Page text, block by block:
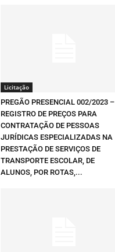
Licitação
PREGÃO PRESENCIAL 002/2023 –
REGISTRO DE PREÇOS PARA
CONTRATAÇÃO DE PESSOAS
JURÍDICAS ESPECIALIZADAS NA
PRESTAÇÃO DE SERVIÇOS DE
TRANSPORTE ESCOLAR, DE
ALUNOS, POR ROTAS,...